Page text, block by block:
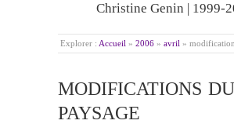
Christine Genin | 1999-
Explorer : Accueil » 2006 » avril »
MODIFICATIONS DU
PAYSAGE